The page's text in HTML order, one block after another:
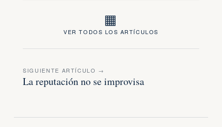
▦
VER TODOS LOS ARTÍCULOS
SIGUIENTE ARTÍCULO →
La reputación no se improvisa